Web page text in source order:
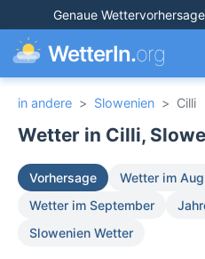
Genaue
WetterIn.org
in andere > Slowenien > Cilli
Wetter in Cilli,
Vorhersage
Wetter im
Wetter im September
Slowenien Wetter